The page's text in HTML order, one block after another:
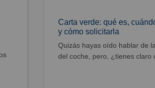
Carta verde: qué es,
y cómo solicitarla
Quizás hayas oído hablar de
del coche, pero, ¿tienes claro